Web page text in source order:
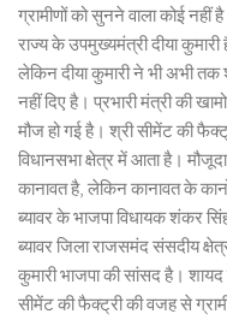
ग्रामीणों को सुनने वाला कोई नहीं
राज्य के उपमुख्यमंत्री दीया कुमारी
लेकिन दीया कुमारी ने भी अभी तक
नहीं दिए है। प्रभारी मंत्री की
मौज हो गई है। श्री सीमेंट की
विधानसभा क्षेत्र में आता है।
कानावत है, लेकिन कानावत के
ब्यावर के भाजपा विधायक शंकर
ब्यावर जिला राजसमंद संसदीय
कुमारी भाजपा की सांसद है। शायद
सीमेंट की फैक्ट्री की वजह से